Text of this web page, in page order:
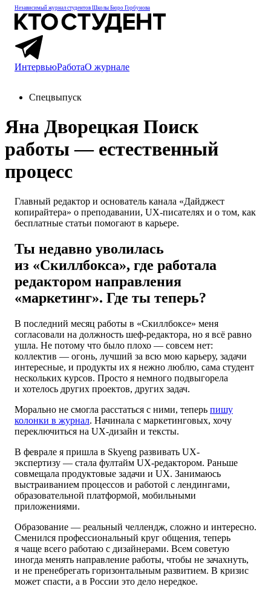
Независимый журнал студентов Школы Бюро Горбунова
ИнтервьюРаботаО журнале
Спецвыпуск
Яна Дворецкая Поиск
работы — естественный
процесс
Главный редактор и основатель канала «Дайджест
копирайтера» о преподавании, UX-писателях и о том, как
бесплатные статьи помогают в карьере.
Ты недавно уволилась
из «Скиллбокса», где работала
редактором направления
«маркетинг». Где ты теперь?
В последний месяц работы в «Скиллбоксе» меня
согласовали на должность шеф-редактора, но я всё равно
ушла. Не потому что было плохо — совсем нет:
коллектив — огонь, лучший за всю мою карьеру, задачи
интересные, и продукты их я нежно люблю, сама студент
нескольких курсов. Просто я немного подвыгорела
и хотелось других проектов, других задач.
Морально не смогла расстаться с ними, теперь пишу
колонки в журнал. Начинала с маркетинговых, хочу
переключиться на UX-дизайн и тексты.
В феврале я пришла в Skyeng развивать UX-
экспертизу — стала фултайм UX-редактором. Раньше
совмещала продуктовые задачи и UX. Занимаюсь
выстраиванием процессов и работой с лендингами,
образовательной платформой, мобильными
приложениями.
Образование — реальный челлендж, сложно и интересно.
Сменился профессиональный круг общения, теперь
я чаще всего работаю с дизайнерами. Всем советую
иногда менять направление работы, чтобы не зачахнуть,
и не пренебрегать горизонтальным развитием. В кризис
может спасти, а в России это дело нередкое.